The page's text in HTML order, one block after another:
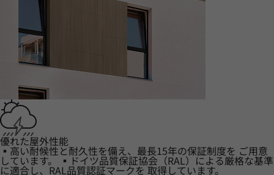
優れた屋外性能
▪高い耐候性と耐久性を備え、最長15年の保証制度を ご用意
しています。 ▪ドイツ品質保証協会（RAL）による厳格な基準
に適合し、RAL品質認証マークを 取得しています。